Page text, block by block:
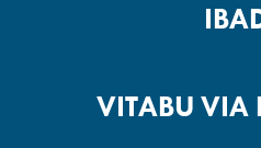
VITABU VIA